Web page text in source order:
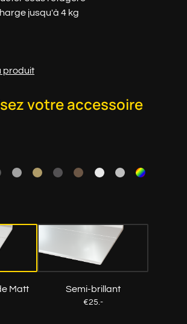
jusqu'à 4 kg
produit
votre accessoire
Matt Semi-brillant
€25.-